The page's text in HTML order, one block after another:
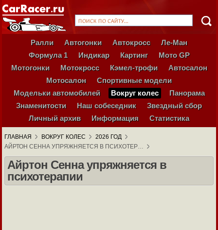
Ралли Автогонки Автокросс
Ле-Ман
Формула 1
Индикар Картинг
Мото GP
Мотогонки
Мотокросс Кэмел-трофи
Автосалон
Мотосалон
Спортивные модели
Модельки автомобилей
Вокруг колес
Панорама
Знаменитости
Наш собеседник
Звездный сбор
Личный архив
Информация Статистика
ГЛАВНАЯ ВОКРУГ КОЛЕС
2026 ГОД
АЙРТОН СЕННА УПРЯЖНЯЕТСЯ В ПСИХОТЕР…
Айртон Сенна упряжняется в
психотерапии